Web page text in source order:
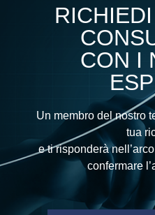
CON I
Un membro del nostro
tua
e ti risponderà
confermare